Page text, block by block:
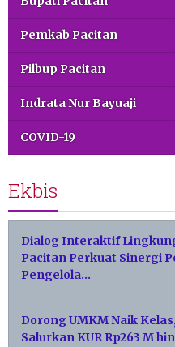
Pemkab Pacitan
Pilbup Pacitan
Indrata Nur Bayuaji
COVID-19
Ekbis
Dialog Interaktif
Pacitan Perkuat Sinergi
Pengelola…
Dorong UMKM Naik
Salurkan KUR Rp263 M